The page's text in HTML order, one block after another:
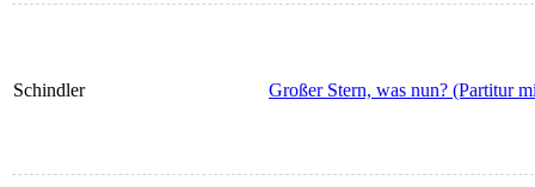
Schindler Großer Stern, was nun? (Partitur